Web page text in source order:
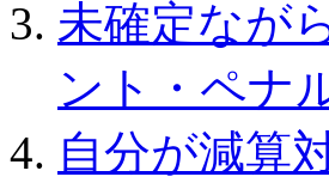
未確定なが
ント・ペナ
自分が減算